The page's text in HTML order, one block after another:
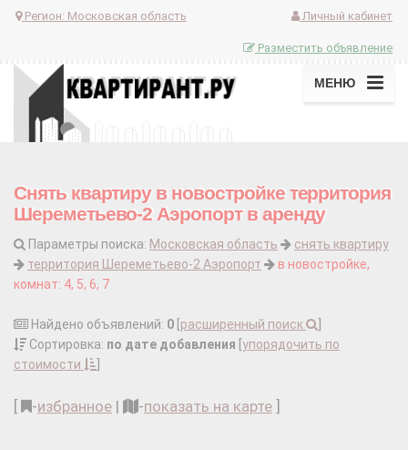
Регион: Московская область Личный кабинет
Разместить объявление
МЕНЮ
Снять квартиру в новостройке территория
Шереметьево-2 Аэропорт в аренду
Параметры поиска: Московская область
снять квартиру
территория Шереметьево-2 Аэропорт
в новостройке,
комнат: 4, 5, 6, 7
Найдено объявлений: 0 расширенный поиск
Сортировка: по дате добавления упорядочить по
стоимости
-избранное | -показать на карте